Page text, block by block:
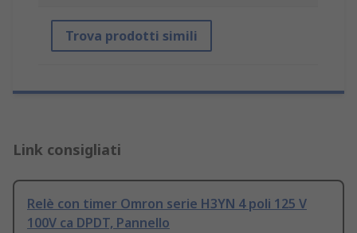
Trova prodotti simili
Link consigliati
Relè con timer Omron serie H3YN 4 poli 125 V
100V ca DPDT, Pannello